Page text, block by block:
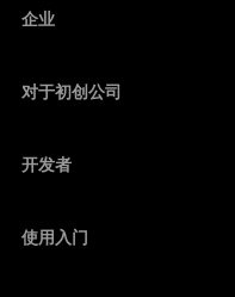
Ledger Nano Classics
捆绑销售
所有产品
卡尔达诺钱包
门罗币钱包
查看所有资产
购买加密货币
互换加密货币
企业
对于初创公司
开发者
使用入门